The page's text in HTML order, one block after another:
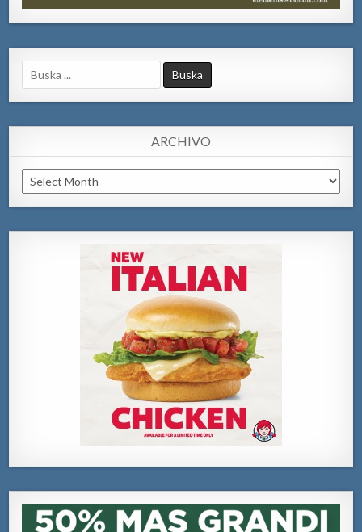
Search
for:
ARCHIVO
Archivo